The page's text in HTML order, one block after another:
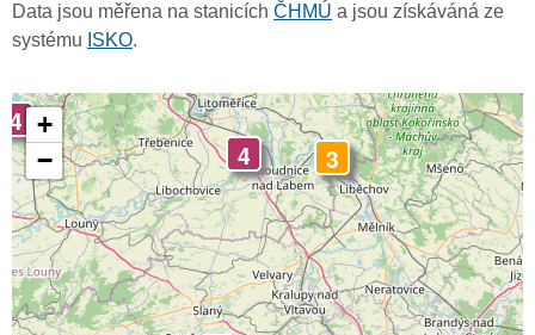
Data jsou měřena na stanicích ČHMÚ a jsou získáváná ze
systému ISKO.
3
4
4
+
−